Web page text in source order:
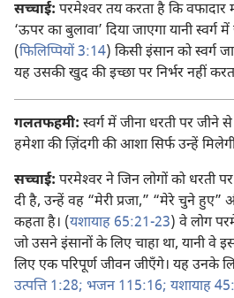
सच्चाई: परमेश्‍वर तय करता है कि वफादार
‘ऊपर का बुलावा’ दिया जाएगा यानी
(फिलिप्पियों 3:14) किसी इंसान को स्वर्ग
यह उसकी खुद की इच्छा पर निर्भर नहीं
गलतफहमी: स्वर्ग में जीना धरती पर जीने
हमेशा की ज़िंदगी की आशा सिर्फ उन्हें
सच्चाई: परमेश्‍वर ने जिन लोगों को धरती
दी है, उन्हें वह “मेरी प्रजा,” “मेरे चुने हुए”
कहता है। (यशायाह 65:21-23) वे लोग
जो उसने इंसानों के लिए चाहा था, यानी वे
लिए एक परिपूर्ण जीवन जीएँगे। यह उनके
उत्पत्ति 1:28; भजन 115:16; यशायाह